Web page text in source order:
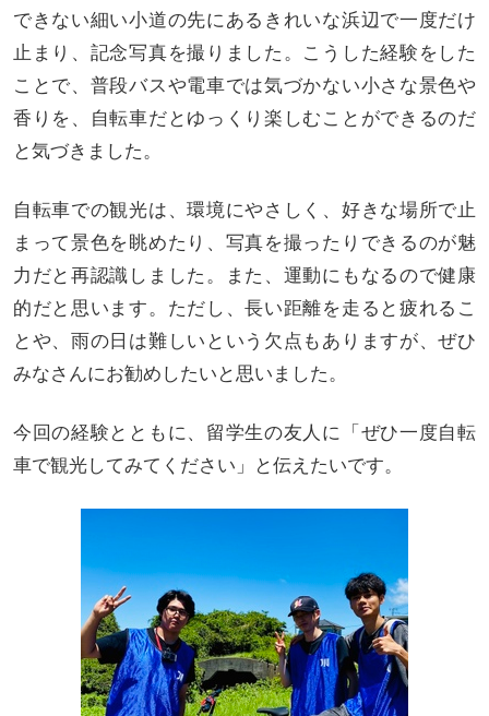
できない細い小道の先にあるきれいな浜辺で一度だけ
止まり、記念写真を撮りました。こうした経験をした
ことで、普段バスや電車では気づかない小さな景色や
香りを、自転車だとゆっくり楽しむことができるのだ
と気づきました。
自転車での観光は、環境にやさしく、好きな場所で止
まって景色を眺めたり、写真を撮ったりできるのが魅
力だと再認識しました。また、運動にもなるので健康
的だと思います。ただし、長い距離を走ると疲れるこ
とや、雨の日は難しいという欠点もありますが、ぜひ
みなさんにお勧めしたいと思いました。
今回の経験とともに、留学生の友人に「ぜひ一度自転
車で観光してみてください」と伝えたいです。